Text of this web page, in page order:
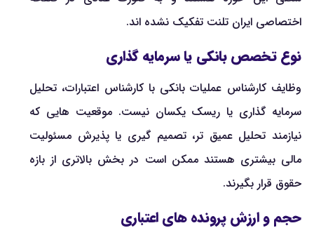
اختصاصی ایران تلنت تفکیک نشده اند.
نوع تخصص بانکی یا سرمایه گذاری
وظایف کارشناس عملیات بانکی با کارشناس اعتبارات، تحلیل
سرمایه گذاری یا ریسک یکسان نیست. موقعیت هایی که
نیازمند تحلیل عمیق تر، تصمیم گیری یا پذیرش مسئولیت
مالی بیشتری هستند ممکن است در بخش بالاتری از بازه
حقوق قرار بگیرند.
حجم و ارزش پرونده های اعتباری